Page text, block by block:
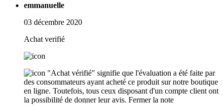
emmanuelle
03 décembre 2020
Achat verifié
"Achat vérifié" signifie que l'évaluation a été faite par
des consommateurs ayant acheté ce produit sur notre boutique
en ligne. Toutefois, tous ceux disposant d'un compte client ont
la possibilité de donner leur avis. Fermer la note